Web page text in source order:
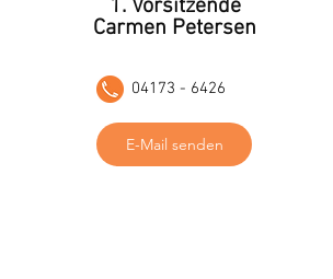
1. Vorsitzende
Carmen Petersen
04173 - 6426
E-Mail senden